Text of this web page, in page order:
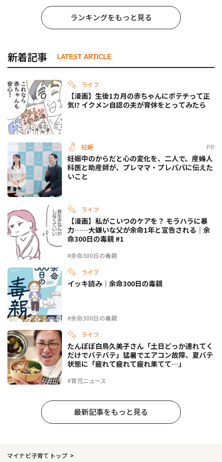
ランキングをもっと見る
新着記事 LATEST ARTICLE
ライフ
【漫画】生後1カ月の赤ちゃんにポテチって正
気!? イクメン自認の夫が育休をとってみたら
妊娠 PR
妊娠中のからだと心の変化を、二人で。産婦人
科医と助産師が、プレママ・プレパパに伝えた
いこと
ライフ
#余命300日の毒親
【漫画】私がこいつのケアを？ モラハラに暴
力……大嫌いな父が余命1年と宣告される｜余
命300日の毒親 #1
ライフ
#余命300日の毒親
イッキ読み｜余命300日の毒親
ライフ
#育児ニュース
たんぽぽ白鳥久美子さん「土日どっか連れてく
だけでバテバテ」猛暑でエアコン故障、夏バテ
状態に「疲れて疲れて疲れ果てて…」
最新記事をもっと見る
マイナビ子育てトップ